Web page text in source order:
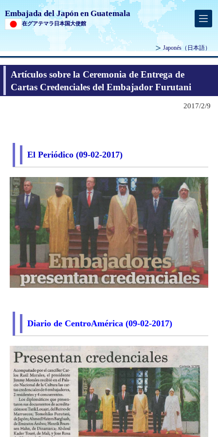
Embajada del Japón en Guatemala
在グアテマラ日本国大使館
Japonés （日本語）
Artículos sobre la Ceremonia de Entrega de
Cartas Credenciales del Embajador Furutani
2017/2/9
El Periódico (09-02-2017)
Diario de CentroAmérica (09-02-2017)